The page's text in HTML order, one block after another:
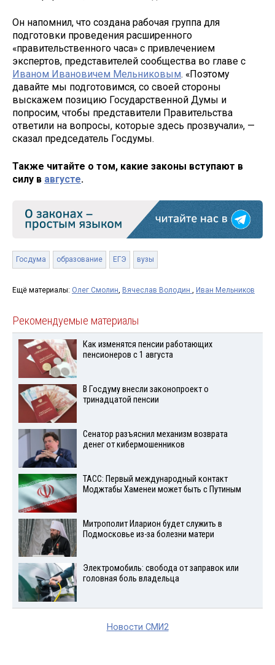
Он напомнил, что создана рабочая группа для
подготовки проведения расширенного
«правительственного часа» с привлечением
экспертов, представителей сообщества во главе с
Иваном Ивановичем Мельниковым. «Поэтому
давайте мы подготовимся, со своей стороны
выскажем позицию Государственной Думы и
попросим, чтобы представители Правительства
ответили на вопросы, которые здесь прозвучали», —
сказал председатель Госдумы.
Также читайте о том, какие законы вступают в
силу в августе.
Госдума образование ЕГЭ вузы
Ещё материалы: Олег Смолин, Вячеслав Володин , Иван Мельников
Рекомендуемые материалы
Как изменятся пенсии работающих
пенсионеров с 1 августа
В Госдуму внесли законопроект о
тринадцатой пенсии
Сенатор разъяснил механизм возврата
денег от кибермошенников
ТАСС: Первый международный контакт
Моджтабы Хаменеи может быть с Путиным
Митрополит Иларион будет служить в
Подмосковье из-за болезни матери
Электромобиль: свобода от заправок или
головная боль владельца
Новости СМИ2